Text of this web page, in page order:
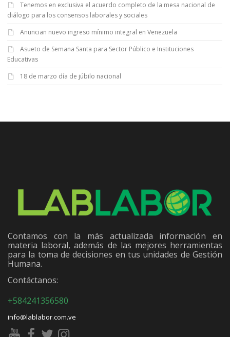
Tenemos en exclusiva el acuerdo completo de la mesa nacional de
diálogo para los consensos laborales y sociales
Anuncian nuevo ingreso mínimo integral en Venezuela
Asueto de Semana Santa para Sector Público e Instituciones
Educativas
18 de marzo día de júbilo nacional
Contamos con la más actualizada información en
materia laboral, además de las mejores herramientas
para la toma de decisiones en tus unidades de Gestión
Humana.
Contáctanos:
+584241356580
info@lablabor.com.ve